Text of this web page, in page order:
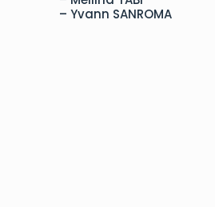
– Yvann SANROMA